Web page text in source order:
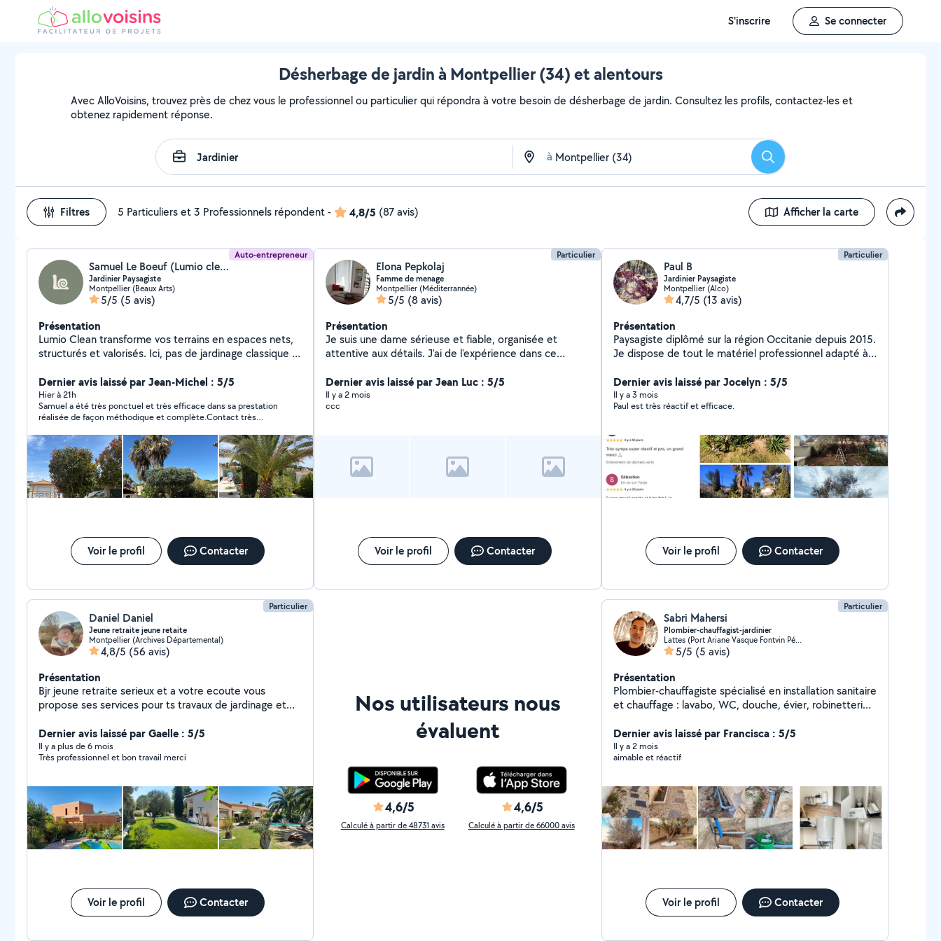
S'inscrire Se connecter
Désherbage de jardin à Montpellier (34) et alentours
Avec AlloVoisins, trouvez près de chez vous le professionnel ou particulier qui répondra à votre besoin de désherbage de jardin. Consultez les profils, contactez-les et
obtenez rapidement réponse.
à Rechercher
Filtres 5 Particuliers et 3 Professionnels répondent- 4,8/5 (87 avis) Afficher la carte
Auto-entrepreneur
Samuel Le Boeuf (Lumio clean)
Jardinier Paysagiste
Montpellier (Beaux Arts)
5/5 (5 avis)
Présentation
Lumio Clean transforme vos terrains en espaces nets,
structurés et valorisés. Ici, pas de jardinage classique :
visuel clair, propre et durable. Terrains envahis,
extérieurs négligés, zones laissées à l'abandon nous
reprenons le contrôle pour redonner forme et lisibilité à
votre espace. Objectif : transformer votre extérieur en
un véritable espace de vie. Envoyez-nous votre terrain,
on vous montre ce qu'il peut devenir. Instagram :
@lumio.clean
Dernier avis laissé par Jean-Michel : 5/5
Hier à 21h
Samuel a été très ponctuel et très efficace dans sa prestation
réalisée de façon méthodique et complète.Contact très
chaudement.Cordialement.
Voir le profil Contacter
Particulier
Elona Pepkolaj
Famme de menage
Montpellier (Méditerrannée)
5/5 (8 avis)
Présentation
Je suis une dame sérieuse et fiable, organisée et
attentive aux détails. J'ai de l'expérience dans ce
soin et précision. Mon engagement est de veiller à ce
que chaque espace soit propre, rangé et hygiénique.
N'hésitez pas à m'écrire pour toute opportunité je serai
Dernier avis laissé par Jean Luc : 5/5
Il y a 2 mois
ccc
Voir le profil Contacter
Particulier
Paul B
Jardinier Paysagiste
Montpellier (Alco)
4,7/5 (13 avis)
Présentation
Paysagiste diplômé sur la région Occitanie depuis 2015.
Je dispose de tout le matériel professionnel adapté à
minéral ou végétal. Réactif et à l'écoute de vos
demandes, je vous garantis un travail soigné et
bienfaiteur pour vos aménagements. (Devis détaillé,
gratuits sous 48h) À bientôt !
Dernier avis laissé par Jocelyn : 5/5
Il y a 3 mois
Paul est très réactif et efficace.
Voir le profil Contacter
Particulier
Daniel Daniel
Jeune retraite jeune retaite
Montpellier (Archives Départemental)
4,8/5 (56 avis)
Présentation
Bjr jeune retraite serieux et a votre ecoute vous
propose ses services pour ts travaux de jardinage et
agricole
Dernier avis laissé par Gaelle : 5/5
Il y a plus de 6 mois
Très professionnel et bon travail merci
Voir le profil Contacter
Nos utilisateurs nous
évaluent
4,6/5
Calculé à partir de 48731 avis
4,6/5
Calculé à partir de 66000 avis
Particulier
Sabri Mahersi
Plombier-chauffagist-jardinier
Lattes (Port Ariane Vasque Fontvin Périphérie)
5/5 (5 avis)
Présentation
Plombier-chauffagiste spécialisé en installation sanitaire
et chauffage : lavabo, WC, douche, évier, robinetterie.
multicouche, cuivre et PVC. Soudure cuivre. Travail
sérieux et soigné. Jardinage : tonte de pelouse,
entretien, plantation de plantes, désherbage et
Dernier avis laissé par Francisca : 5/5
Il y a 2 mois
aimable et réactif
Voir le profil Contacter